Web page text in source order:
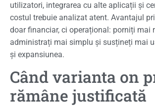
utilizatori, integrarea cu alte aplicații și
costul trebuie analizat atent. Avantajul
doar financiar, ci operațional: porniți mai
administrați mai simplu și susțineți mai
și expansiunea.
Când varianta on
rămâne justificată